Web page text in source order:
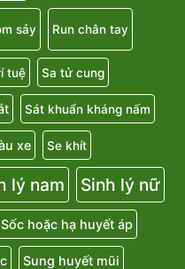
sảy Run chân tay
tuệ Sa tử cung
Sát khuẩn kháng nấm
xe Se khít
lý nam Sinh lý nữ
Sốc hoặc hạ huyết áp
Sung huyết mũi